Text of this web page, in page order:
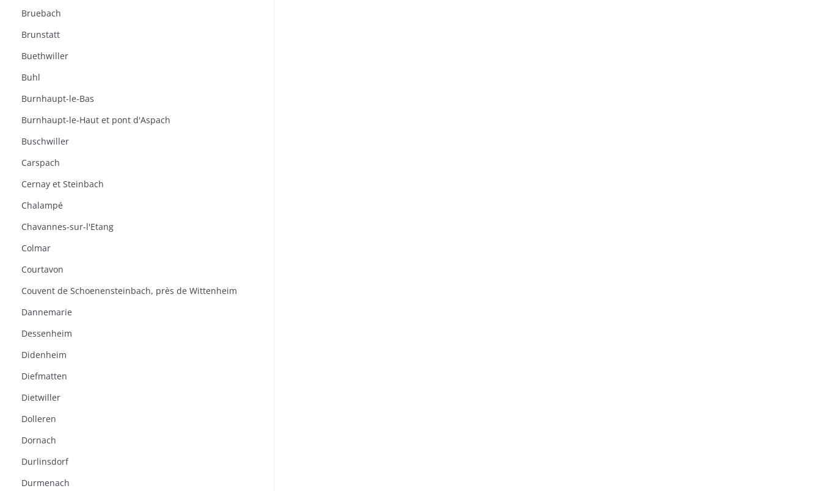
Bruebach
Brunstatt
Buethwiller
Buhl
Burnhaupt-le-Bas
Burnhaupt-le-Haut et pont d'Aspach
Buschwiller
Carspach
Cernay et Steinbach
Chalampé
Chavannes-sur-l'Etang
Colmar
Courtavon
Couvent de Schoenensteinbach, près de Wittenheim
Dannemarie
Dessenheim
Didenheim
Diefmatten
Dietwiller
Dolleren
Dornach
Durlinsdorf
Durmenach